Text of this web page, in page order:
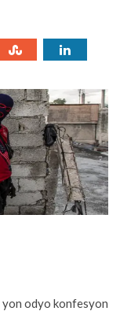
yon odyo konfesyon